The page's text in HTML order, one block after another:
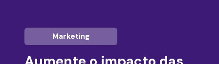
Marketing